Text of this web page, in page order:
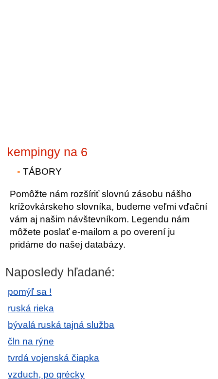
kempingy na 6
TÁBORY
Pomôžte nám rozšíriť slovnú zásobu nášho
krížovkárskeho slovníka, budeme veľmi vďační
vám aj našim návštevníkom. Legendu nám
môžete poslať e-mailom a po overení ju
pridáme do našej databázy.
Naposledy hľadané:
pomýľ sa !
ruská rieka
bývalá ruská tajná služba
čln na rýne
tvrdá vojenská čiapka
vzduch, po grécky